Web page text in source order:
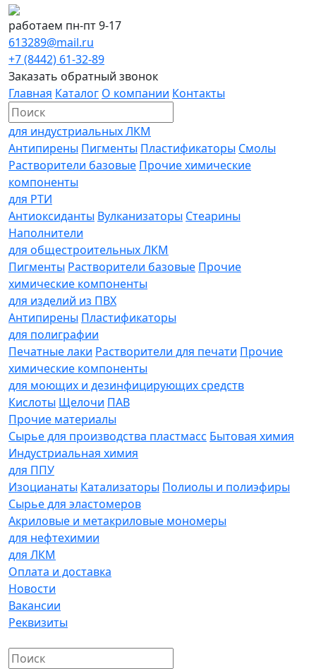
работаем пн-пт 9-17
613289@mail.ru
+7 (8442) 61-32-89
Заказать обратный звонок
Главная Каталог О компании Контакты
для индустриальных ЛКМ
Антипирены Пигменты Пластификаторы Смолы
Растворители базовые Прочие химические
компоненты
для РТИ
Антиоксиданты Вулканизаторы Стеарины
Наполнители
для общестроительных ЛКМ
Пигменты Растворители базовые Прочие
химические компоненты
для изделий из ПВХ
Антипирены Пластификаторы
для полиграфии
Печатные лаки Растворители для печати Прочие
химические компоненты
для моющих и дезинфицирующих средств
Кислоты Щелочи ПАВ
Прочие материалы
Сырье для производства пластмасс Бытовая химия
Индустриальная химия
для ППУ
Изоцианаты Катализаторы Полиолы и полиэфиры
Сырье для эластомеров
Акриловые и метакриловые мономеры
для нефтехимии
для ЛКМ
Оплата и доставка
Новости
Вакансии
Реквизиты